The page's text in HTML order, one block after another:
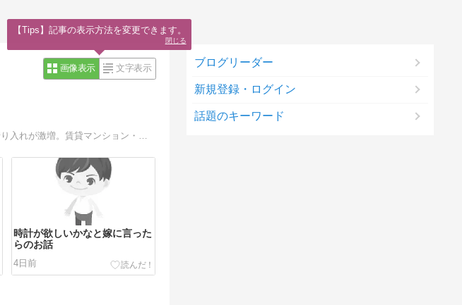
画像表示 文字表示
時計が欲しいかなと嫁に言った
らのお話
4日前
ブログリーダー
新規登録・ログイン
話題のキーワード
【Tips】記事の表示方法を変更できます。
閉じる